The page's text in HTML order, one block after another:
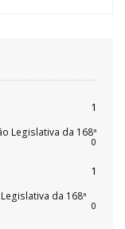
1
Legislativa da 168ª
0
1
da 168ª
0